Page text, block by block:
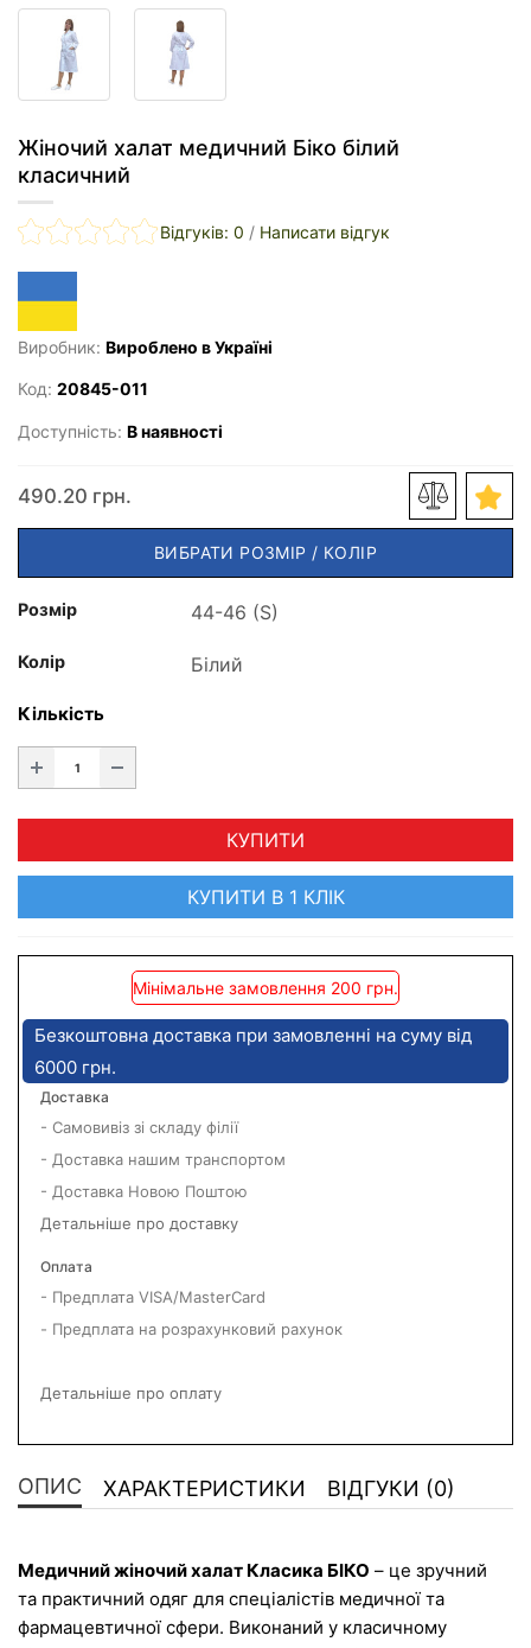
Жіночий халат медичний Біко білий
класичний
Відгуків: 0 / Написати відгук
Виробник: Вироблено в Україні
Код: 20845-011
Доступність: В наявності
490.20 грн.
ВИБРАТИ РОЗМІР / КОЛІР
Розмір
Колір
Кількість
КУПИТИ
КУПИТИ В 1 КЛІК
Мінімальне замовлення 200 грн.
Безкоштовна доставка при замовленні на суму від
6000 грн.
Доставка
- Самовивіз зі складу філії
- Доставка нашим транспортом
- Доставка Новою Поштою
Детальніше про доставку
Оплата
- Предплата VISA/MasterCard
- Предплата на розрахунковий рахунок
Детальніше про оплату
ОПИС ХАРАКТЕРИСТИКИ ВІДГУКИ (0)
Медичний жіночий халат Класика БІКО – це зручний
та практичний одяг для спеціалістів медичної та
фармацевтичної сфери. Виконаний у класичному